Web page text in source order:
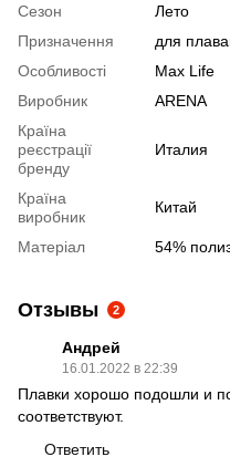
Сезон
Лето
Призначення
для
Особливості
Max Life
Виробник
ARENA
Країна
реєстрації
бренду
Италия
Країна
виробник
Китай
Матеріал 54%
Отзывы 2
Андрей
16.01.2022 в 22:39
Плавки хорошо подошли и
соответствуют.
Ответить